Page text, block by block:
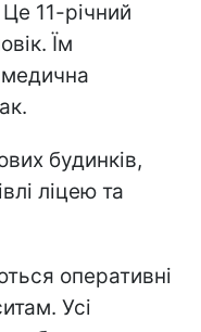
11-річний
Їм
медична
будинків,
ліцею та
оперативні
Усі